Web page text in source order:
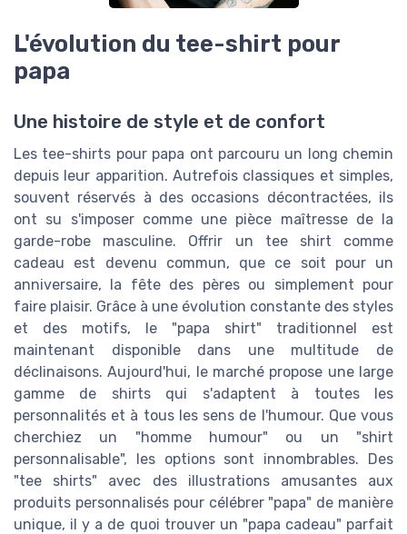
L'évolution du tee-shirt pour
papa
Une histoire de style et de confort
Les tee-shirts pour papa ont parcouru un long chemin
depuis leur apparition. Autrefois classiques et simples,
souvent réservés à des occasions décontractées, ils
ont su s'imposer comme une pièce maîtresse de la
garde-robe masculine. Offrir un tee shirt comme
cadeau est devenu commun, que ce soit pour un
anniversaire, la fête des pères ou simplement pour
faire plaisir. Grâce à une évolution constante des styles
et des motifs, le "papa shirt" traditionnel est
maintenant disponible dans une multitude de
déclinaisons. Aujourd'hui, le marché propose une large
gamme de shirts qui s'adaptent à toutes les
personnalités et à tous les sens de l'humour. Que vous
cherchiez un "homme humour" ou un "shirt
personnalisable", les options sont innombrables. Des
"tee shirts" avec des illustrations amusantes aux
produits personnalisés pour célébrer "papa" de manière
unique, il y a de quoi trouver un "papa cadeau" parfait